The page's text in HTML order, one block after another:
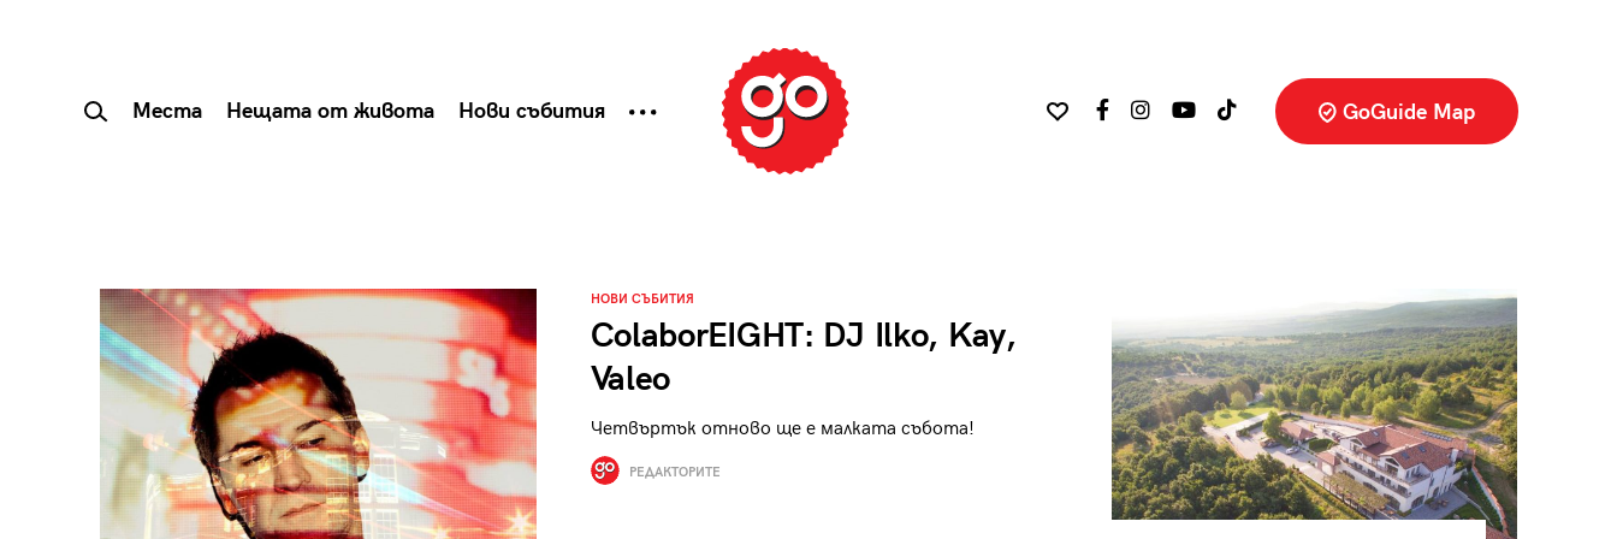
Места Нещата от живота Нови събития GoGuide Map
НОВИ СЪБИТИЯ
ColaborEIGHT: DJ Ilko, Kay,
Valeo
Четвъртък отново ще е малката събота!
РЕДАКТОРИТЕ